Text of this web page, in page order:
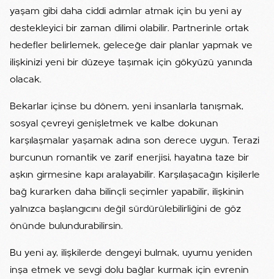
yaşam gibi daha ciddi adımlar atmak için bu yeni ay
destekleyici bir zaman dilimi olabilir. Partnerinle ortak
hedefler belirlemek, geleceğe dair planlar yapmak ve
ilişkinizi yeni bir düzeye taşımak için gökyüzü yanında
olacak.
Bekarlar içinse bu dönem, yeni insanlarla tanışmak,
sosyal çevreyi genişletmek ve kalbe dokunan
karşılaşmalar yaşamak adına son derece uygun. Terazi
burcunun romantik ve zarif enerjisi, hayatına taze bir
aşkın girmesine kapı aralayabilir. Karşılaşacağın kişilerle
bağ kurarken daha bilinçli seçimler yapabilir, ilişkinin
yalnızca başlangıcını değil sürdürülebilirliğini de göz
önünde bulundurabilirsin.
Bu yeni ay, ilişkilerde dengeyi bulmak, uyumu yeniden
inşa etmek ve sevgi dolu bağlar kurmak için evrenin